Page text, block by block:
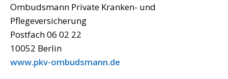
Ombudsmann Private Kranken- und
Pflegeversicherung
Postfach 06 02 22
10052 Berlin
www.pkv-ombudsmann.de